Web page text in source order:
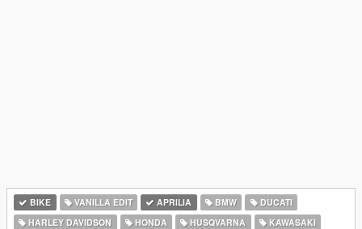
BIKE VANILLA EDIT APRILIA BMW
DUCATI
HARLEY DAVIDSON
HONDA HUSQVARNA
KAWASAKI